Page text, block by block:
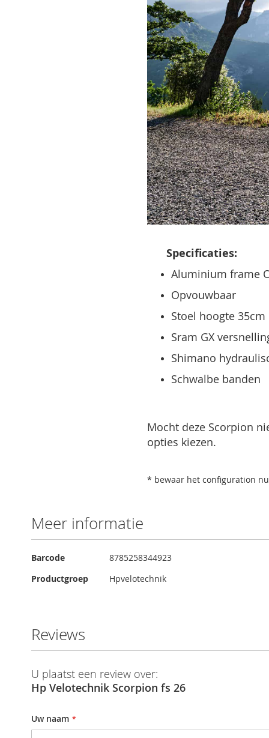
Specificaties:
Aluminium frame
Opvouwbaar
Stoel hoogte 35cm
Sram GX
Shimano
Schwalbe banden
Mocht deze Scorpion
opties kiezen.
* bewaar het configuration
Meer informatie
Meer
Barcode
8785258344923
Productgroep
Hpvelotechnik
Reviews
U plaatst een review over:
Hp Velotechnik Scorpion fs 26
Uw naam